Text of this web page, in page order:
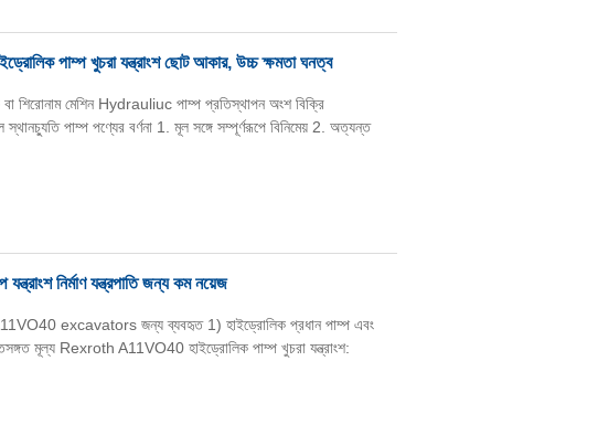
পাম্প খুচরা যন্ত্রাংশ ছোট আকার, উচ্চ ক্ষমতা ঘনত্ব
শিরোনাম মেশিন Hydrauliuc পাম্প প্রতিস্থাপন অংশ বিক্রি
পাম্প পণ্যের বর্ণনা 1. মূল সঙ্গে সম্পূর্ণরূপে বিনিমেয় 2. অত্যন্ত
নির্মাণ যন্ত্রপাতি জন্য কম নয়েজ
excavators জন্য ব্যবহৃত 1) হাইড্রোলিক প্রধান পাম্প এবং
মূল্য Rexroth A11VO40 হাইড্রোলিক পাম্প খুচরা যন্ত্রাংশ: